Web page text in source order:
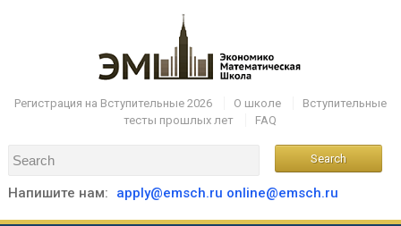
Регистрация на Вступительные 2026 О школе
Вступительные
тесты прошлых лет
FAQ
Напишите нам: apply@emsch.ru online@emsch.ru